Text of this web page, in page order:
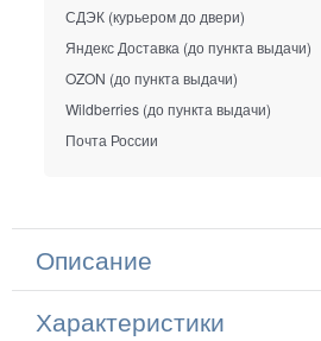
СДЭК (курьером до двери)
Яндекс Доставка (до пункта выдачи)
OZON (до пункта выдачи)
Wildberries (до пункта выдачи)
Почта России
Описание
Характеристики